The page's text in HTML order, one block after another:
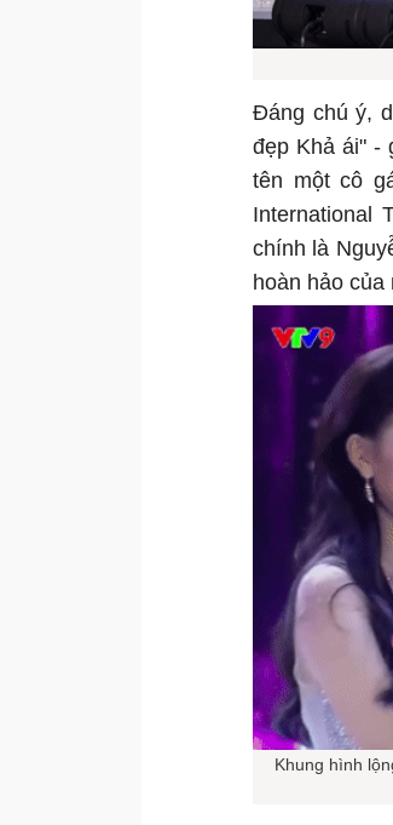
Đáng chú ý,
đẹp Khả ái" -
tên một cô
International
chính là
hoàn hảo
Khung hình